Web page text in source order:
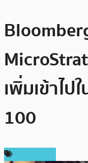
เพิ่มเข้าไป
100